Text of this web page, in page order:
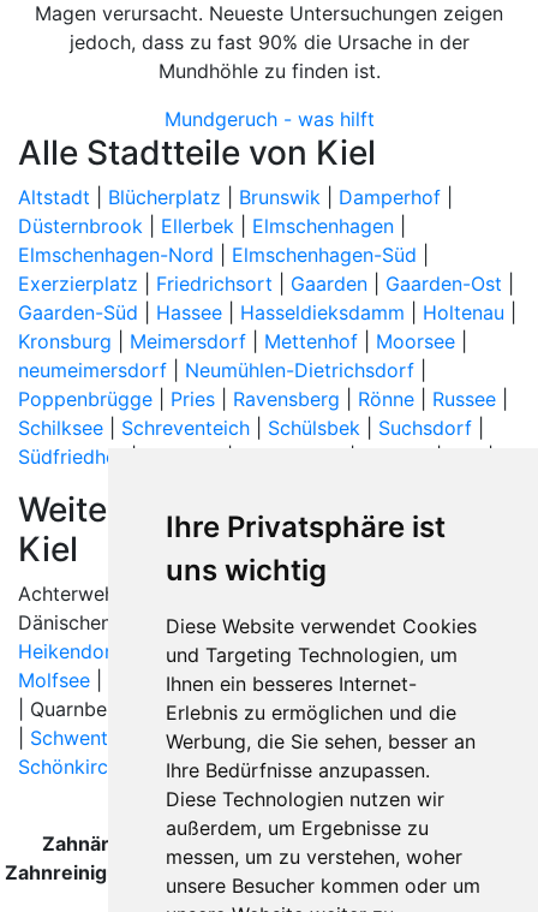
Ihre Privatsphäre ist
uns wichtig
Diese Website verwendet Cookies
und Targeting Technologien, um
Ihnen ein besseres Internet-
Erlebnis zu ermöglichen und die
Werbung, die Sie sehen, besser an
Ihre Bedürfnisse anzupassen.
Diese Technologien nutzen wir
außerdem, um Ergebnisse zu
messen, um zu verstehen, woher
unsere Besucher kommen oder um
Magen verursacht. Neueste Untersuchungen zeigen
jedoch, dass zu fast 90% die Ursache in der
Mundhöhle zu finden ist.
Mundgeruch - was hilft
Alle Stadtteile von Kiel
Altstadt Blücherplatz Brunswik Damperhof
Düsternbrook
Ellerbek Elmschenhagen
Elmschenhagen-Nord
Elmschenhagen-Süd
Exerzierplatz
Friedrichsort Gaarden Gaarden-Ost
Gaarden-Süd
Hassee Hasseldieksdamm Holtenau
Kronsburg
Meimersdorf Mettenhof Moorsee
neumeimersdorf
Neumühlen-Dietrichsdorf
Poppenbrügge
Pries Ravensberg Rönne Russee
Schilksee
Schreventeich Schülsbek Suchsdorf
Südfriedhof
Weitere Orte in der Nähe von
Kiel
Achterwehr | Altwittenbek
Dänischenhagen | Felm |Flintbek|Gettorf |
Heikendorf
Kiel|Kronshagen| Laboe |Melsdorf
Molfsee
Mönkeberg| Noer |Preetz|Probsteierhagen
| Quarnbek | Rastorf | Rodenbek | Rumohr |Schellhorn
Schwentinental| Schwentinental (Raisdorf) |
Schönkirchen
| Tüttendorf |
Zahnärzte und Zahnärztinnen für Professionelle
Zahnreinigung in Kiel wurde zuletzt am 07 August 2026
aktualisiert.